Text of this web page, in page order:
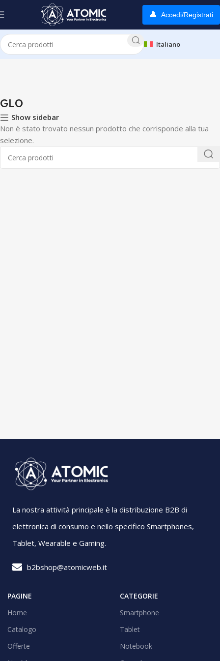
Accedi/Registrati
Italiano
Home GLO
GLO
Show sidebar
Non è stato trovato nessun prodotto che corrisponde alla tua
selezione.
La nostra attività principale è la distribuzione B2B di
elettronica di consumo e nello specifico Smartphones,
Tablet, Wearable e Gaming.
b2bshop@atomicweb.it
PAGINE
Home
Catalogo
Offerte
CATEGORIE
Smartphone
Tablet
Notebook